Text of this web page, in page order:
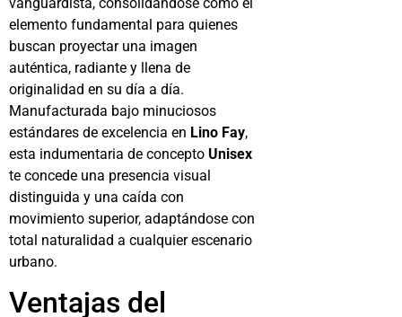
elemento fundamental para quienes
buscan proyectar una imagen
auténtica, radiante y llena de
originalidad en su día a día.
Manufacturada bajo minuciosos
estándares de excelencia en Lino Fay,
esta indumentaria de concepto Unisex
te concede una presencia visual
distinguida y una caída con
movimiento superior, adaptándose con
total naturalidad a cualquier escenario
urbano.
Ventajas del